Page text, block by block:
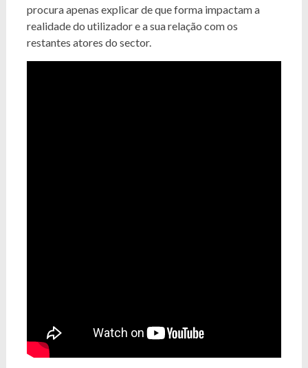
procura apenas explicar de que forma impactam a
realidade do utilizador e a sua relação com os
restantes atores do sector.